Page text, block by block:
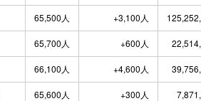
65,500人 +3,100人
65,700人 +600人
66,100人 +4,600人
65,600人 +300人